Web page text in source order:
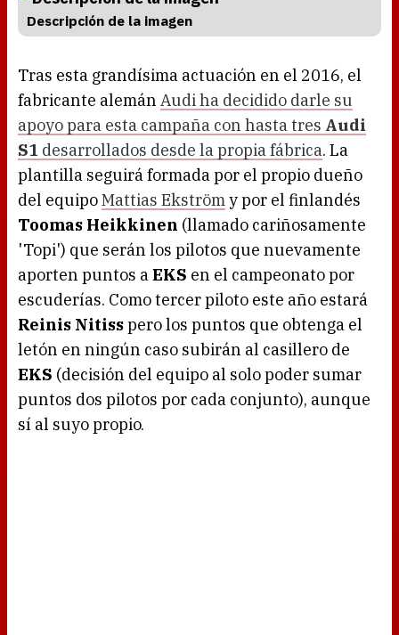
Descripción de la imagen
Tras esta grandísima actuación en el 2016, el
fabricante alemán Audi ha decidido darle su
apoyo para esta campaña con hasta tres Audi
S1 desarrollados desde la propia fábrica. La
plantilla seguirá formada por el propio dueño
del equipoMattias Ekströmy por el finlandés
Toomas Heikkinen (llamado cariñosamente
'Topi') que serán los pilotos que nuevamente
aporten puntos aEKS en el campeonato por
escuderías. Como tercer piloto este año estará
Reinis Nitisspero los puntos que obtenga el
letón en ningún caso subirán al casillero de
EKS (decisión del equipo al solo poder sumar
puntos dos pilotos por cada conjunto), aunque
sí al suyo propio.